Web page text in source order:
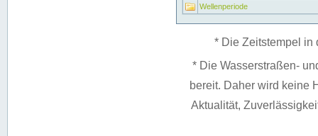
Wellenperiode
* Die Zeitstempel in
* Die Wasserstraßen-
bereit. Daher wird keine
Aktualität,